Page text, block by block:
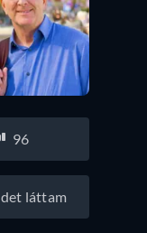
96
láttam